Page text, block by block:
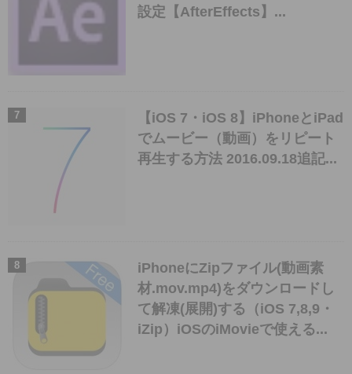
設定【AfterEffects】...
【iOS 7・iOS 8】iPhoneとiPad
でムービー（動画）をリピート
再生する方法 2016.09.18追記...
iPhoneにZipファイル(動画素
材.mov.mp4)をダウンロードし
て解凍(展開)する（iOS 7,8,9・
iZip）iOSのiMovieで使える...